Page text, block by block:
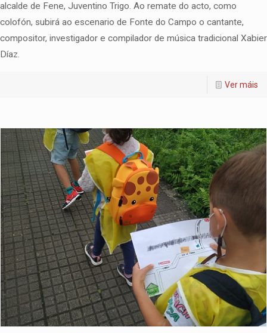
alcalde de Fene, Juventino Trigo. Ao remate do acto, como
colofón, subirá ao escenario de Fonte do Campo o cantante,
compositor, investigador e compilador de música tradicional Xabier
Díaz.
Ver máis